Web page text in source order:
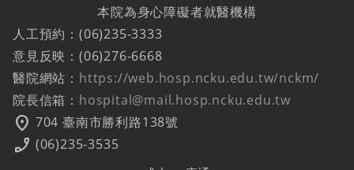
本院為身心障礙者就醫機構
人工預約：(06)235-3333
意見反映：(06)276-6668
醫院網站： https://web.hosp.ncku.edu.tw/nckm/
院長信箱： hospital@mail.hosp.ncku.edu.tw
location_on 704 臺南市勝利路138號
phone_enabled (06)235-3535